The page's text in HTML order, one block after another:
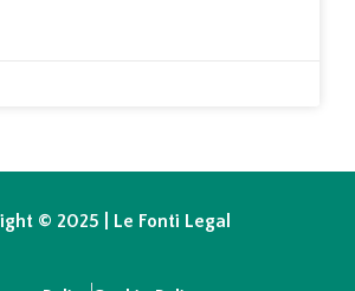
© 2025 | Le Fonti Legal